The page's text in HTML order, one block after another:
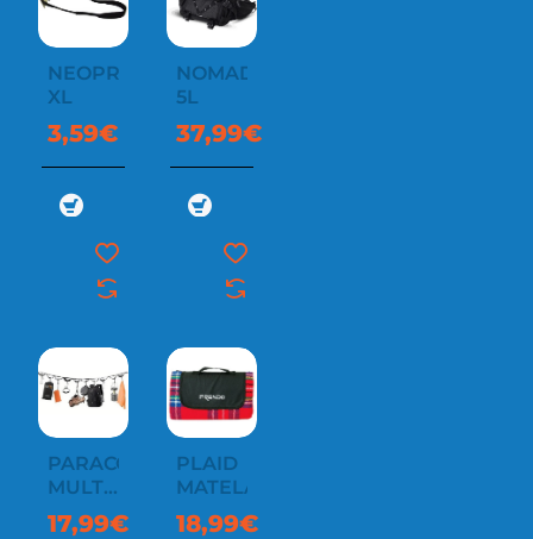
NEOPRENE
XL
3,59€
NOMAD
5L
37,99€
PARACORDE
MULTI
10M
17,99€
PLAID
MATELASSÉ
18,99€